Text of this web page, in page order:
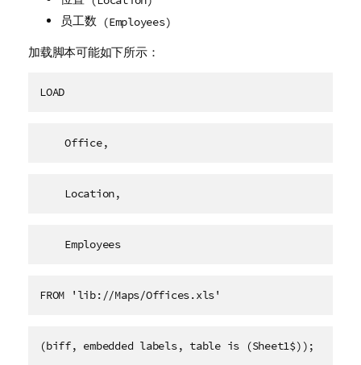
员工数(Employees)
加载脚本可能如下所示：
LOAD
    Office,
    Location,
    Employees
FROM 'lib://Maps/Offices.xls'
(biff, embedded labels, table is (Sheet1$));